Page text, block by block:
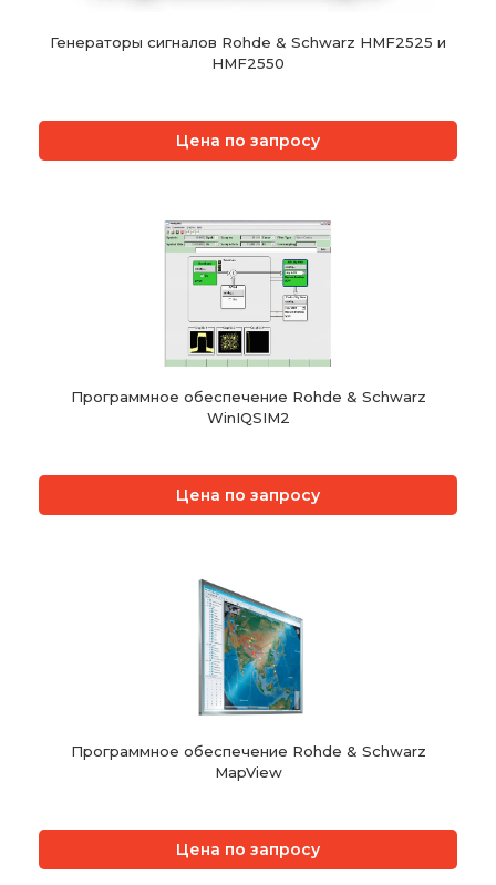
Генераторы сигналов Rohde & Schwarz HMF2525 и
HMF2550
Цена по запросу
Программное обеспечение Rohde & Schwarz
WinIQSIM2
Цена по запросу
Программное обеспечение Rohde & Schwarz
MapView
Цена по запросу